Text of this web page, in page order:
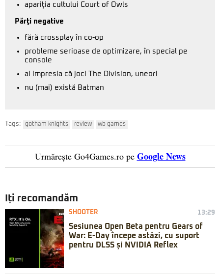
apariția cultului Court of Owls
Părţi negative
fără crossplay în co-op
probleme serioase de optimizare, în special pe
console
ai impresia că joci The Division, uneori
nu (mai) există Batman
Tags: gotham knights review wb games
Urmărește Go4Games.ro pe Google News
Iți recomandăm
SHOOTER 13:29
Sesiunea Open Beta pentru Gears of
War: E-Day începe astăzi, cu suport
pentru DLSS și NVIDIA Reflex